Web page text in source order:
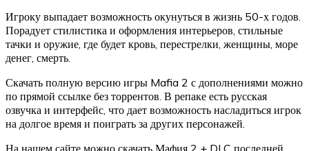
Игроку выпадает возможность окунуться в жизнь 50-х годов.
Порадует стилистика и оформления интерьеров, стильные
тачки и оружие, где будет кровь, перестрелки, женщины, море
денег, смерть.
Скачать полную версию игры Mafia 2 с дополнениями можно
по прямой ссылке без торрентов. В репаке есть русская
озвучка и интерфейс, что дает возможность насладиться игрок
на долгое время и поиграть за других персонажей.